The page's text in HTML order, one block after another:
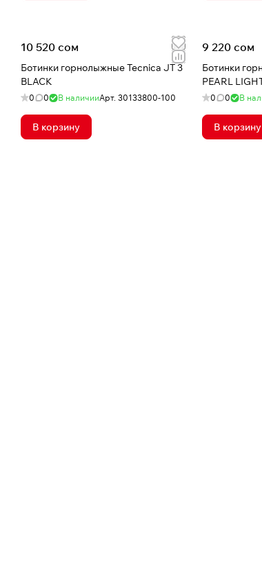
10 520 сом
Ботинки горнолыжные Tecnica JT 3
BLACK
0 0 В наличииАрт. 30133800-100
В корзину
9 220 сом
Ботинки
PEARL
0 0 В
В корзину